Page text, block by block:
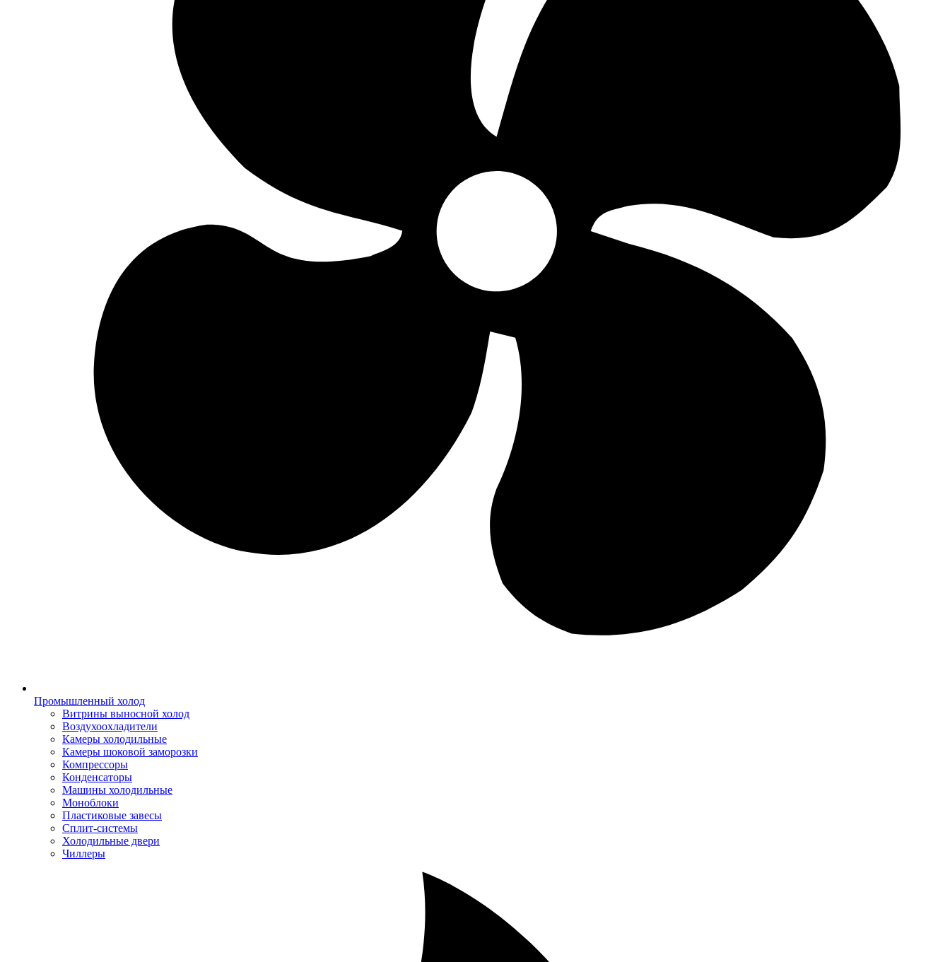
Промышленный холод
Витрины выносной холод
Воздухоохладители
Камеры холодильные
Камеры шоковой заморозки
Компрессоры
Конденсаторы
Машины холодильные
Моноблоки
Пластиковые завесы
Сплит-системы
Холодильные двери
Чиллеры